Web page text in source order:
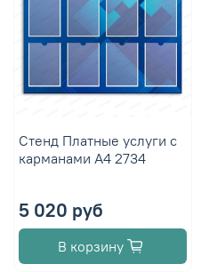
Стенд Платные услуги с
карманами А4 2734
5 020 руб
В корзину